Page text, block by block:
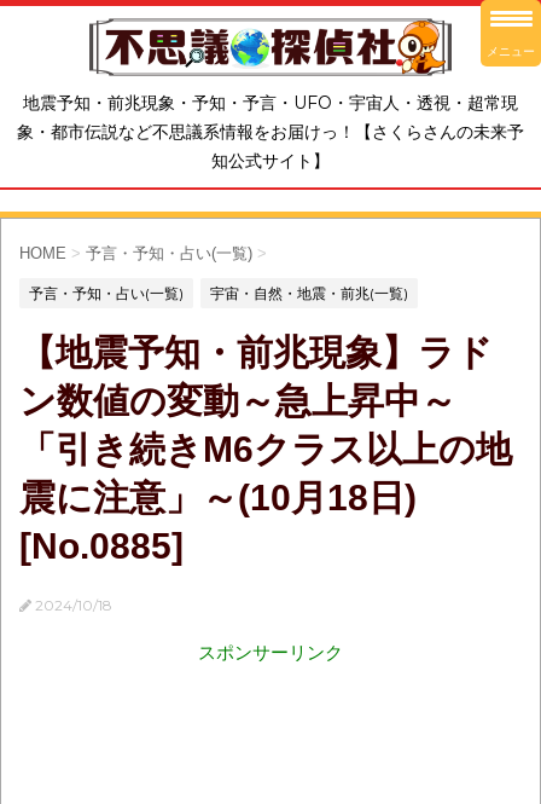
地震予知・前兆現象・予知・予言・UFO・宇宙人・透視・超常現
象・都市伝説など不思議系情報をお届けっ！【さくらさんの未来予
知公式サイト】
HOME > 予言・予知・占い(一覧) >
予言・予知・占い(一覧) 宇宙・自然・地震・前兆(一覧)
【地震予知・前兆現象】ラド
ン数値の変動～急上昇中～
「引き続きM6クラス以上の地
震に注意」～(10月18日)
[No.0885]
2024/10/18
スポンサーリンク
メニュー